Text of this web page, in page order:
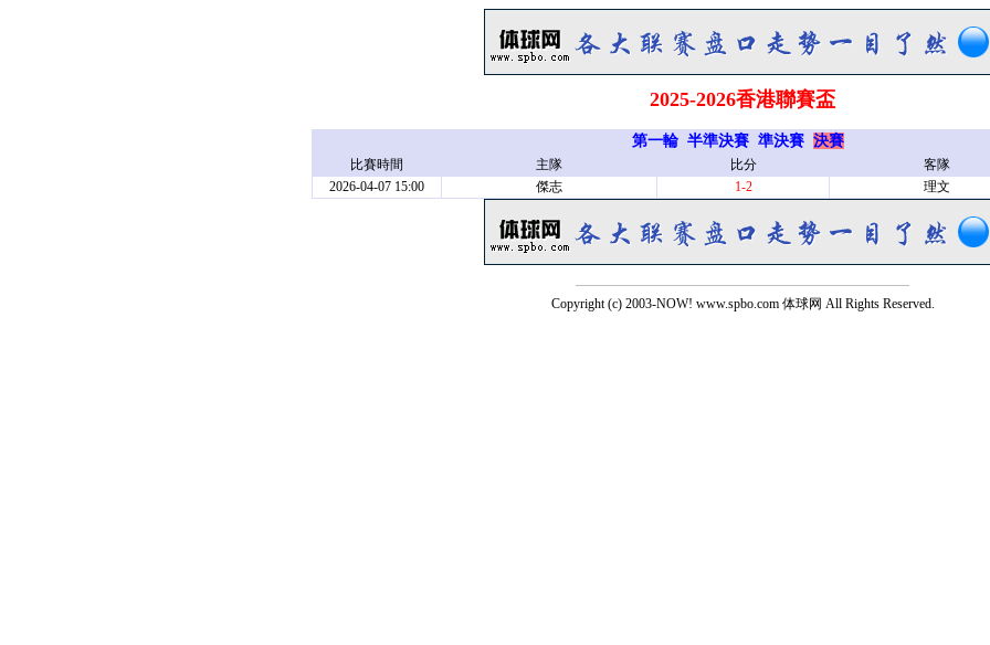
2025-2026香港聯賽盃
第一輪 半準決賽 準決賽 決賽
比賽時間 主隊 比分 客隊
2026-04-07 15:00
傑志 1-2 理文
Copyright (c) 2003-NOW! www.spbo.com 体球网 All Rights Reserved.